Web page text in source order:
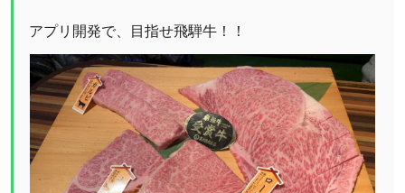
アプリ開発で、目指せ飛騨牛！！